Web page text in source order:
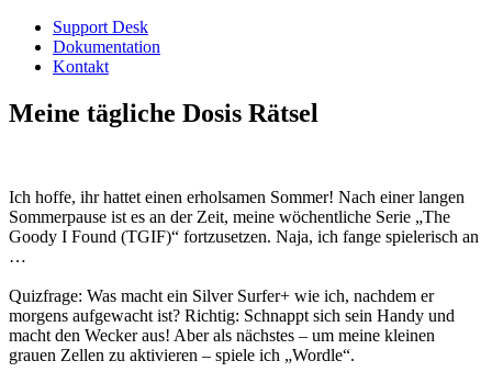
Support Desk
Dokumentation
Kontakt
Meine tägliche Dosis Rätsel
Ich hoffe, ihr hattet einen erholsamen Sommer! Nach einer langen
Sommerpause ist es an der Zeit, meine wöchentliche Serie „The
Goody I Found (TGIF)“ fortzusetzen. Naja, ich fange spielerisch an
…
Quizfrage: Was macht ein Silver Surfer+ wie ich, nachdem er
morgens aufgewacht ist? Richtig: Schnappt sich sein Handy und
macht den Wecker aus! Aber als nächstes – um meine kleinen
grauen Zellen zu aktivieren – spiele ich „Wordle“.